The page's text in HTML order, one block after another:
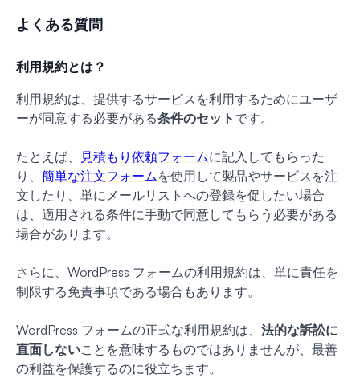
よくある質問
利用規約とは？
利用規約は、提供するサービスを利用するためにユーザ
ーが同意する必要がある条件のセット です。
たとえば、 見積もり依頼フォームに記入してもらった
り、 簡単な注文フォームを使用して製品やサービスを注
文したり、単にメールリストへの登録を促したい場合
は、適用される条件に手動で同意してもらう必要がある
場合があります。
さらに、WordPress フォームの利用規約は、単に責任を
制限する免責事項である場合もあります。
WordPress フォームの正式な利用規約は、 法的な訴訟に
直面しないことを意味するものではありませんが、最善
の利益を保護するのに役立ちます。